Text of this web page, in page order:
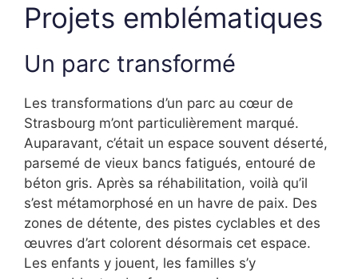
Projets emblématiques
Un parc transformé
Les transformations d’un parc au cœur de
Strasbourg m’ont particulièrement marqué.
Auparavant, c’était un espace souvent déserté,
parsemé de vieux bancs fatigués, entouré de
béton gris. Après sa réhabilitation, voilà qu’il
s’est métamorphosé en un havre de paix. Des
zones de détente, des pistes cyclables et des
œuvres d’art colorent désormais cet espace.
Les enfants y jouent, les familles s’y